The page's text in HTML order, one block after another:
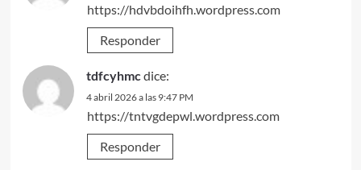
https://hdvbdoihfh.wordpress.com
Responder
tdfcyhmc dice:
4 abril 2026 a las 9:47 PM
https://tntvgdepwl.wordpress.com
Responder